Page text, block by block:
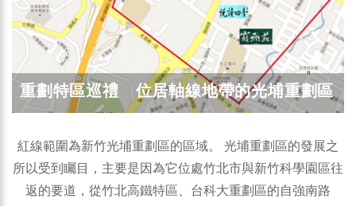
重劃特區巡禮 位居軸線地帶的光埔重劃區
紅線範圍為新竹光埔重劃區的區域。 光埔重劃區的發展之
所以受到矚目，主要是因為它位處竹北市與新竹科學園區往
返的要道，從竹北高鐵特區、台科大重劃區的自強南路